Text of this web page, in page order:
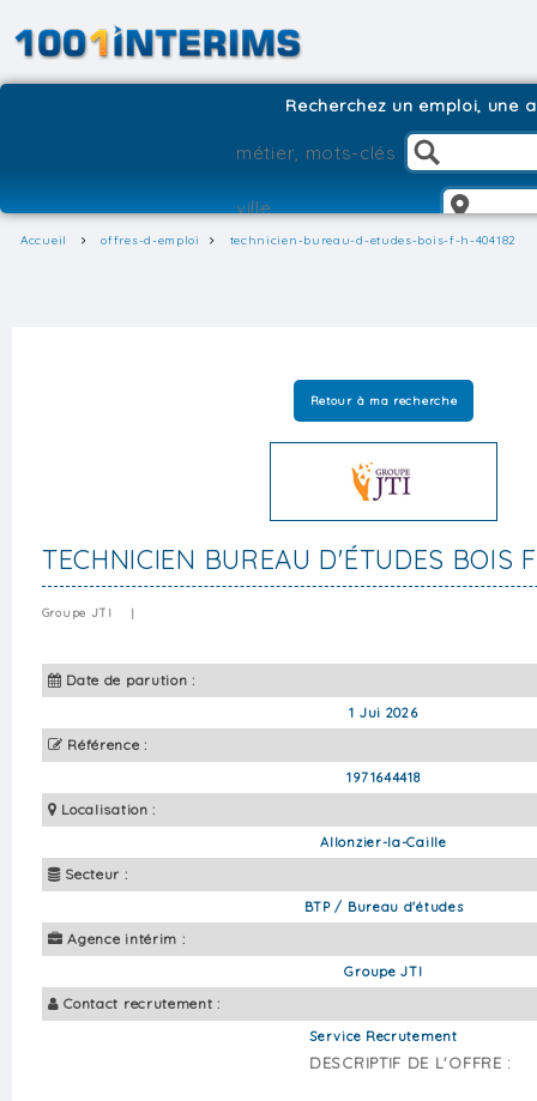
Recherchez un emploi, une
Accueil offres-d-emploi technicien-bureau-d-etudes-bois-f-h-404182
Retour à ma recherche
TECHNICIEN BUREAU D'ÉTUDES BOIS
Groupe JTI |
Date de parution :
1 Jui 2026
Référence :
1971644418
Localisation :
Allonzier-la-Caille
Secteur :
BTP / Bureau d'études
Agence intérim :
Groupe JTI
Contact recrutement :
Service Recrutement
DESCRIPTIF DE L'OFFRE :